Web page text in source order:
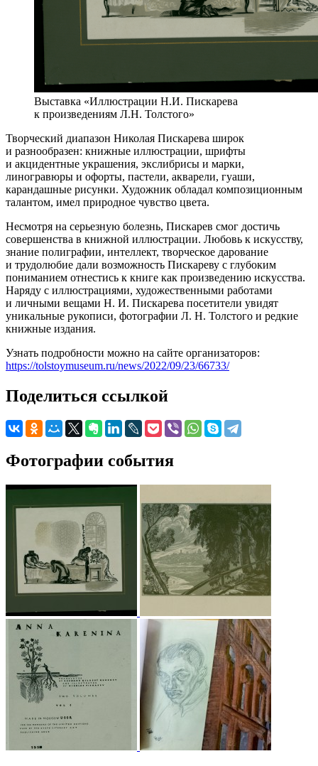
Выставка «Иллюстрации Н.И. Пискарева
к произведениям Л.Н. Толстого»
Творческий диапазон Николая Пискарева широк
и разнообразен: книжные иллюстрации, шрифты
и акцидентные украшения, экслибрисы и марки,
линогравюры и офорты, пастели, акварели, гуаши,
карандашные рисунки. Художник обладал композиционным
талантом, имел природное чувство цвета.
Несмотря на серьезную болезнь, Пискарев смог достичь
совершенства в книжной иллюстрации. Любовь к искусству,
знание полиграфии, интеллект, творческое дарование
и трудолюбие дали возможность Пискареву с глубоким
пониманием отнестись к книге как произведению искусства.
Наряду с иллюстрациями, художественными работами
и личными вещами Н. И. Пискарева посетители увидят
уникальные рукописи, фотографии Л. Н. Толстого и редкие
книжные издания.
Узнать подробности можно на сайте организаторов:
https://tolstoymuseum.ru/news/2022/09/23/66733/
Поделиться ссылкой
Фотографии события